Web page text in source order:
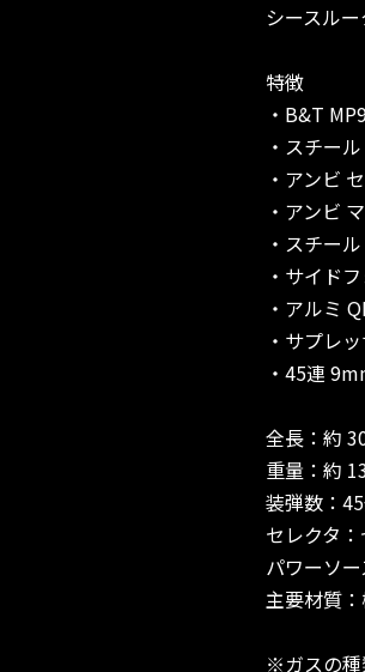
シースル
特徴
・B&T
・スチー
・アンビ
・アンビ
・スチー
・サイド
・アルミ
・サプレ
・45連
全長：約
重量：約
装弾数：
セレクタ
パワーソ
主要材質
※ガスの種